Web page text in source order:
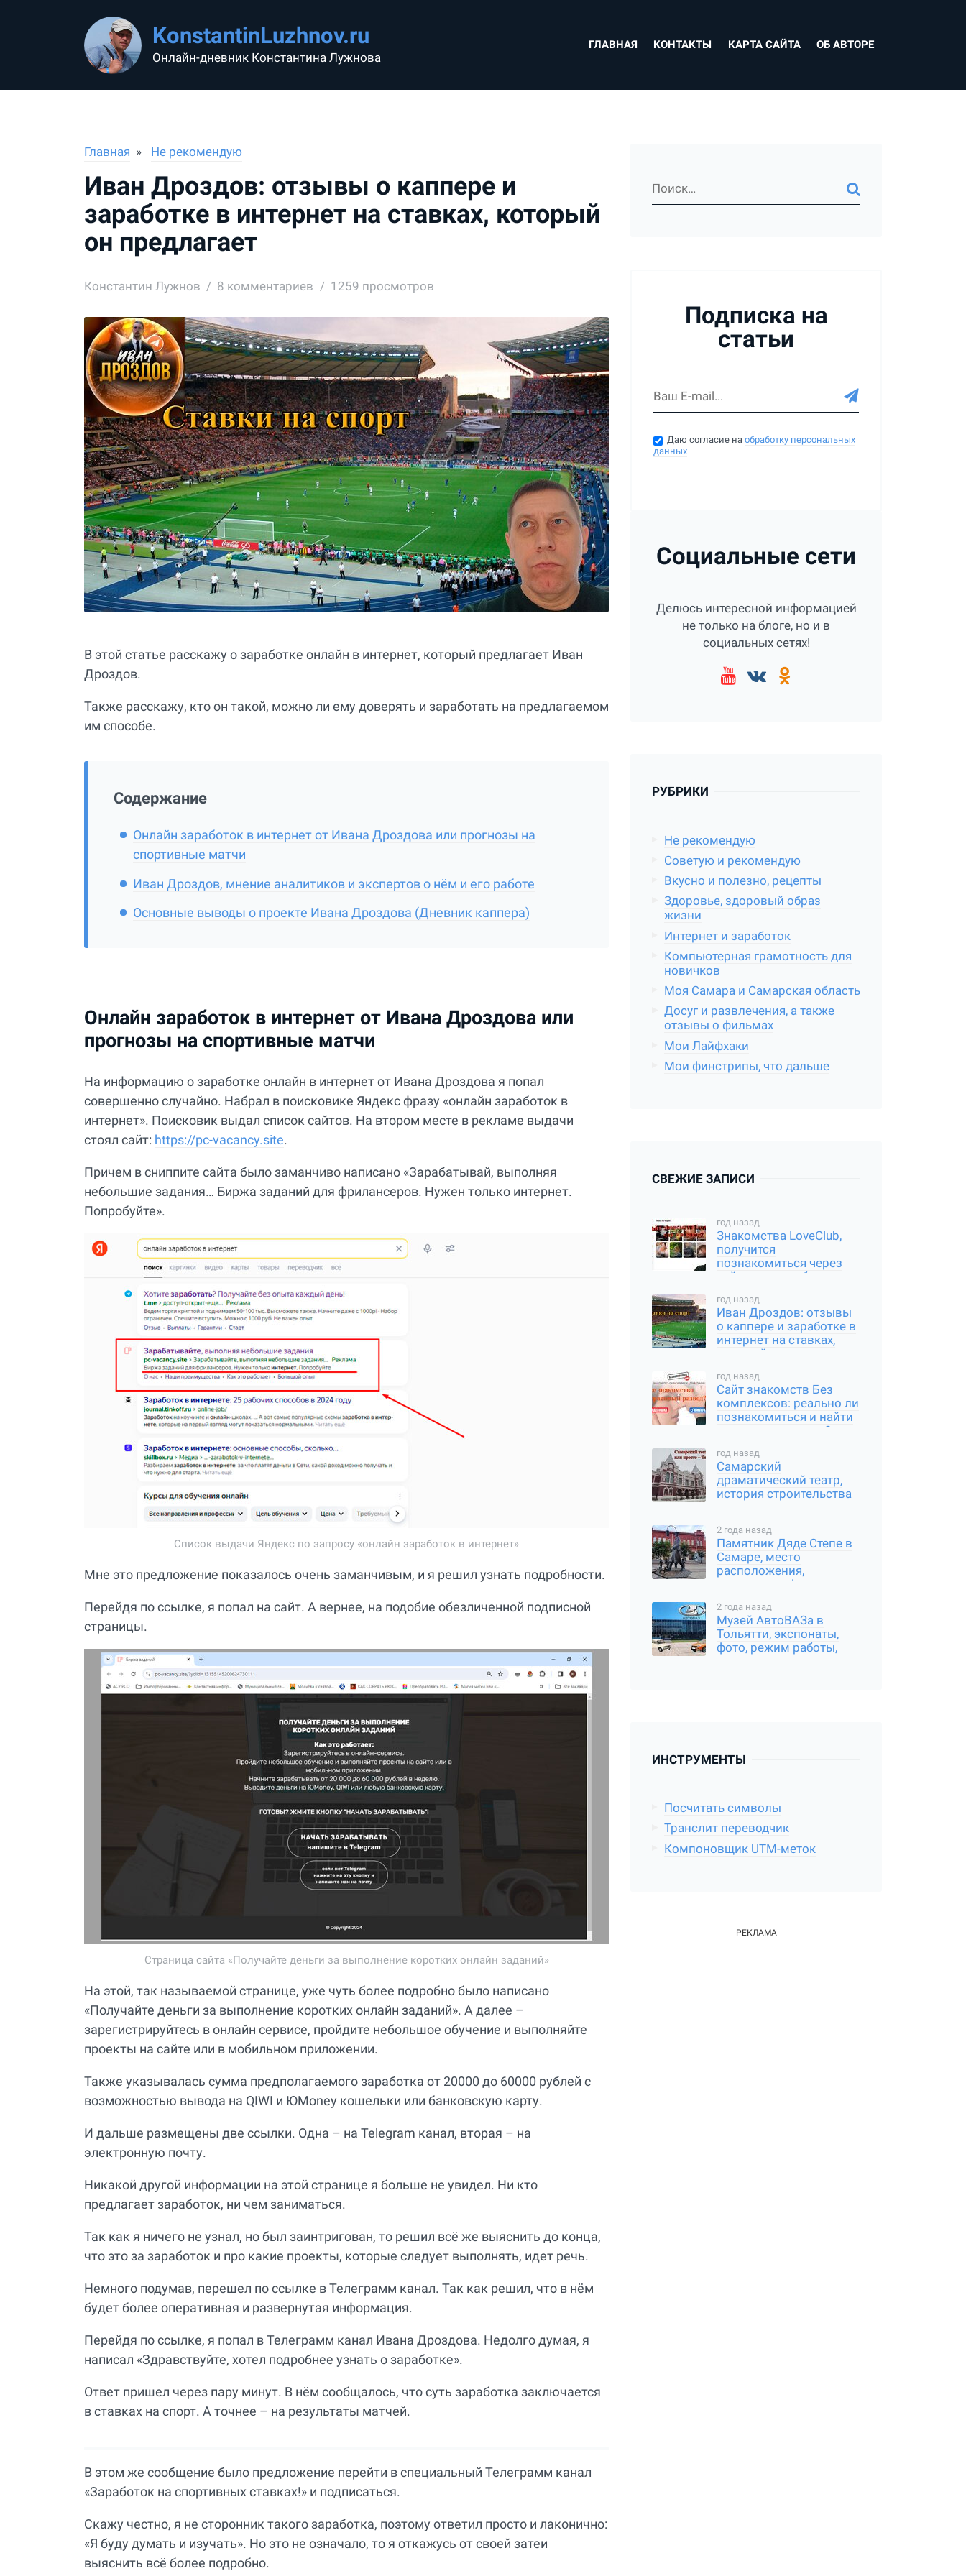
KonstantinLuzhnov.ru
Онлайн-дневник Константина Лужнова
ГЛАВНАЯ КОНТАКТЫ КАРТА САЙТА ОБ АВТОРЕ
Главная Не рекомендую
Иван Дроздов: отзывы о каппере и
заработке в интернет на ставках, который
он предлагает
Константин Лужнов 8 комментариев 1259 просмотров
В этой статье расскажу о заработке онлайн в интернет, который предлагает Иван
Дроздов.
Также расскажу, кто он такой, можно ли ему доверять и заработать на предлагаемом
им способе.
Содержание
Онлайн заработок в интернет от Ивана Дроздова или прогнозы на
спортивные матчи
Иван Дроздов, мнение аналитиков и экспертов о нём и его работе
Основные выводы о проекте Ивана Дроздова (Дневник каппера)
Онлайн заработок в интернет от Ивана Дроздова или
прогнозы на спортивные матчи
На информацию о заработке онлайн в интернет от Ивана Дроздова я попал
совершенно случайно. Набрал в поисковике Яндекс фразу «онлайн заработок в
интернет». Поисковик выдал список сайтов. На втором месте в рекламе выдачи
стоял сайт: https://pc-vacancy.site.
Причем в сниппите сайта было заманчиво написано «Зарабатывай, выполняя
небольшие задания… Биржа заданий для фрилансеров. Нужен только интернет.
Попробуйте».
Список выдачи Яндекс по запросу «онлайн заработок в интернет»
Мне это предложение показалось очень заманчивым, и я решил узнать подробности.
Перейдя по ссылке, я попал на сайт. А вернее, на подобие обезличенной подписной
страницы.
Страница сайта «Получайте деньги за выполнение коротких онлайн заданий»
На этой, так называемой странице, уже чуть более подробно было написано
«Получайте деньги за выполнение коротких онлайн заданий». А далее –
зарегистрируйтесь в онлайн сервисе, пройдите небольшое обучение и выполняйте
проекты на сайте или в мобильном приложении.
Также указывалась сумма предполагаемого заработка от 20000 до 60000 рублей с
возможностью вывода на QIWI и ЮMoney кошельки или банковскую карту.
И дальше размещены две ссылки. Одна – на Telegram канал, вторая – на
электронную почту.
Никакой другой информации на этой странице я больше не увидел. Ни кто
предлагает заработок, ни чем заниматься.
Так как я ничего не узнал, но был заинтригован, то решил всё же выяснить до конца,
что это за заработок и про какие проекты, которые следует выполнять, идет речь.
Немного подумав, перешел по ссылке в Телеграмм канал. Так как решил, что в нём
будет более оперативная и развернутая информация.
Перейдя по ссылке, я попал в Телеграмм канал Ивана Дроздова. Недолго думая, я
написал «Здравствуйте, хотел подробнее узнать о заработке».
Ответ пришел через пару минут. В нём сообщалось, что суть заработка заключается
в ставках на спорт. А точнее – на результаты матчей.
В этом же сообщение было предложение перейти в специальный Телеграмм канал
«Заработок на спортивных ставках!» и подписаться.
Скажу честно, я не сторонник такого заработка, поэтому ответил просто и лаконично:
«Я буду думать и изучать». Но это не означало, то я откажусь от своей затеи
выяснить всё более подробно.
Подписка на
статьи
Даю согласие наобработку персональных
данных
Социальные сети
Делюсь интересной информацией
не только на блоге, но и в
социальных сетях!
РУБРИКИ
Не рекомендую
Советую и рекомендую
Вкусно и полезно, рецепты
Здоровье, здоровый образ
жизни
Интернет и заработок
Компьютерная грамотность для
новичков
Моя Самара и Самарская область
Досуг и развлечения, а также
отзывы о фильмах
Мои Лайфхаки
Мои финстрипы, что дальше
СВЕЖИЕ ЗАПИСИ
год назад
Знакомства LoveClub,
получится
познакомиться через
сайт или нет, обзор
год назад
Иван Дроздов: отзывы
о каппере и заработке в
интернет на ставках,
который он предлагает
год назад
Сайт знакомств Без
комплексов: реально ли
познакомиться и найти
вторую половинку?
год назад
Самарский
драматический театр,
история строительства
2 года назад
Памятник Дяде Степе в
Самаре, место
расположения,
интересные факты
2 года назад
Музей АвтоВАЗа в
Тольятти, экспонаты,
фото, режим работы,
ИНСТРУМЕНТЫ
Посчитать символы
Транслит переводчик
Компоновщик UTM-меток